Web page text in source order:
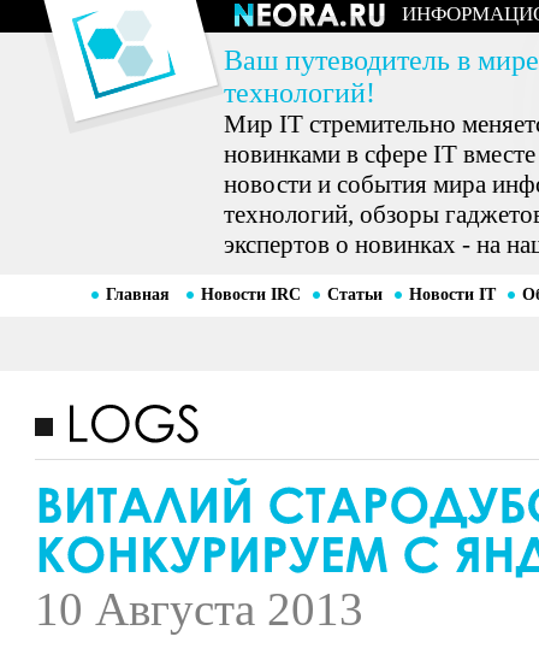
Ваш путеводитель в
технологий!
Мир IT стремительно
новинками в сфере IT
новости и события мира
технологий, обзоры
экспертов о новинках - на
Главная Новости IRC Статьи Новости IT
10 Августа 2013